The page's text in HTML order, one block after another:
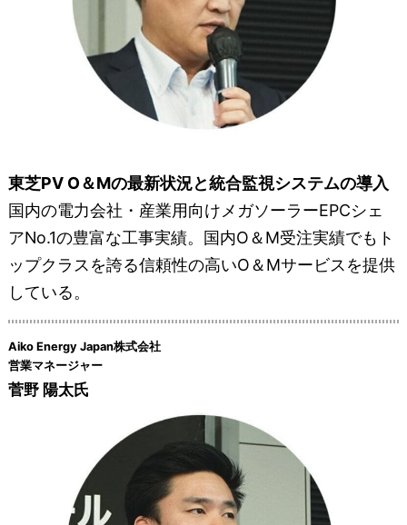
東芝PV O＆Mの最新状況と統合監視システムの導入
国内の電力会社・産業用向けメガソーラーEPCシェ
アNo.1の豊富な工事実績。国内O＆M受注実績でもト
ップクラスを誇る信頼性の高いO＆Mサービスを提供
している。
Aiko Energy Japan株式会社
営業マネージャー
菅野 陽太氏